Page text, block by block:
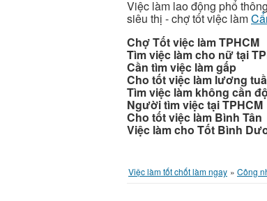
Việc làm lao động phổ
siêu thị - chợ tốt việc làm
Chợ Tốt việc làm TPHCM
Tìm việc làm cho nữ tại
Cần tìm việc làm gấp
Cho tốt việc làm lương
Tìm việc làm không cần
Người tìm việc tại TPHCM
Cho tốt việc làm Bình Tân
Việc làm cho Tốt Bình
Việc làm tốt chốt làm ngay » Công